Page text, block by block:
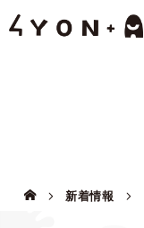
新着情報